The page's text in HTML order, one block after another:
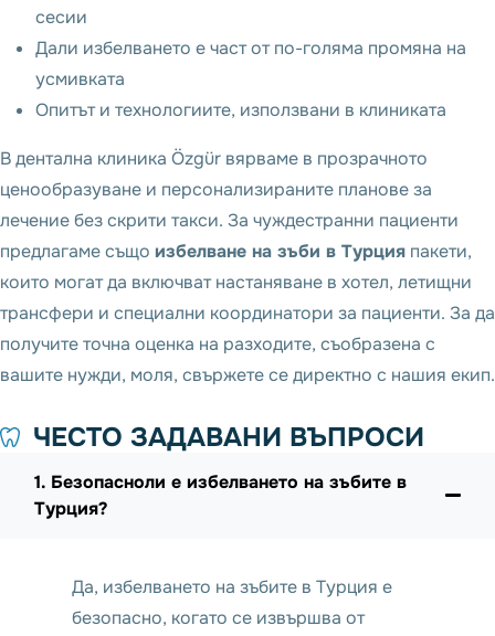
сесии
Дали избелването е част от по-голяма промяна на
усмивката
Опитът и технологиите, използвани в клиниката
В дентална клиника Özgür вярваме в прозрачното
ценообразуване и персонализираните планове за
лечение без скрити такси. За чуждестранни пациенти
предлагаме също избелване на зъби в Турция пакети,
които могат да включват настаняване в хотел, летищни
трансфери и специални координатори за пациенти. За да
получите точна оценка на разходите, съобразена с
вашите нужди, моля, свържете се директно с нашия екип.
ЧЕСТО ЗАДАВАНИ ВЪПРОСИ
1. Безопасноли е избелването на зъбите в
Турция?
Да, избелването на зъбите в Турция е
безопасно, когато се извършва от